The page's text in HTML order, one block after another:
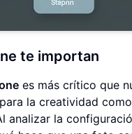
te importan
es más crítico que
la creatividad
analizar la